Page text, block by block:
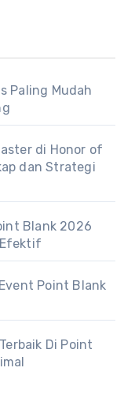
Paling Mudah
di Honor of
dan Strategi
Blank 2026
Efektif
Point Blank
Di Point